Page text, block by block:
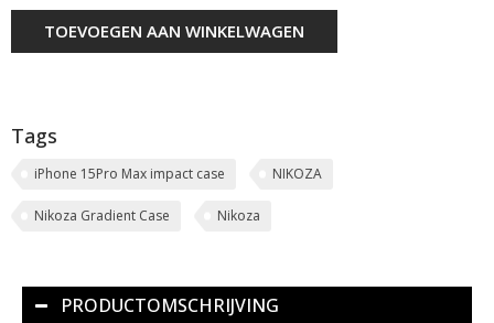
TOEVOEGEN AAN WINKELWAGEN
Tags
iPhone 15Pro Max impact case NIKOZA
Nikoza Gradient Case Nikoza
PRODUCTOMSCHRIJVING